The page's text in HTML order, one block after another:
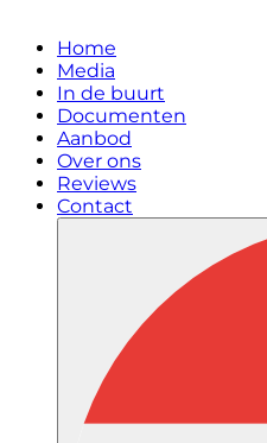
Home
Media
In de buurt
Documenten
Aanbod
Over ons
Reviews
Contact